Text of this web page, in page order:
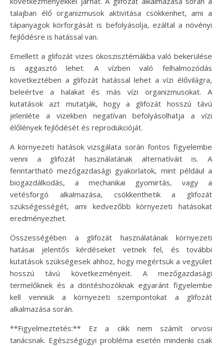
talajban élő organizmusok aktivitása csökkenhet, ami a
tápanyagok körforgását is befolyásolja, ezáltal a növényi
fejlődésre is hatással van.
Emellett a glifozát vizes ökoszisztémákba való bekerülése
is aggasztó lehet. A vízben való felhalmozódás
következtében a glifozát hatással lehet a vízi élővilágra,
beleértve a halakat és más vízi organizmusokat. A
kutatások azt mutatják, hogy a glifozát hosszú távú
jelenléte a vizekben negatívan befolyásolhatja a vízi
élőlények fejlődését és reprodukcióját.
A környezeti hatások vizsgálata során fontos figyelembe
venni a glifozát használatának alternatíváit is. A
fenntartható mezőgazdasági gyakorlatok, mint például a
biogazdálkodás, a mechanikai gyomirtás, vagy a
vetésforgó alkalmazása, csökkenthetik a glifozát
szükségességét, ami kedvezőbb környezeti hatásokat
eredményezhet.
Összességében a glifozát használatának környezeti
hatásai jelentős kérdéseket vetnek fel, és további
kutatások szükségesek ahhoz, hogy megértsük a vegyület
hosszú távú következményeit. A mezőgazdasági
termelőknek és a döntéshozóknak egyaránt figyelembe
kell venniük a környezeti szempontokat a glifozát
alkalmazása során.
**Figyelmeztetés:** Ez a cikk nem számít orvosi
tanácsnak. Egészségügyi probléma esetén mindenki csak